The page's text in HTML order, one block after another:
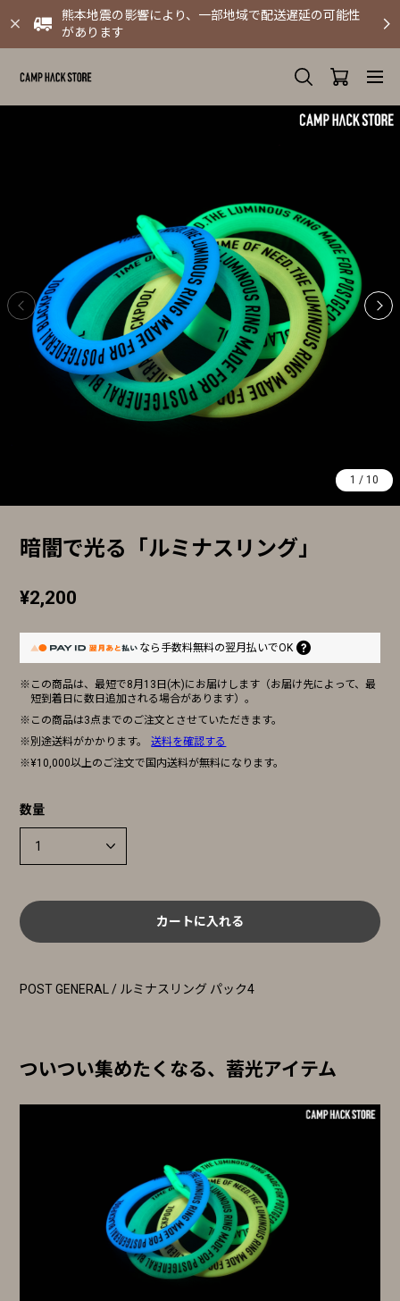
熊本地震の影響により、一部地域で配送遅延の可能性
があります
1 / 10
暗闇で光る「ルミナスリング」
¥2,200
なら 手数料無料の翌月払いでOK
※この商品は、最短で8月13日(木)にお届けします（お届け先によって、最
短到着日に数日追加される場合があります）。
※この商品は3点までのご注文とさせていただきます。
※別途送料がかかります。
送料を確認する
※¥10,000以上のご注文で国内送料が無料になります。
数量
カートに入れる
POST GENERAL / ルミナスリング パック4
ついつい集めたくなる、蓄光アイテム